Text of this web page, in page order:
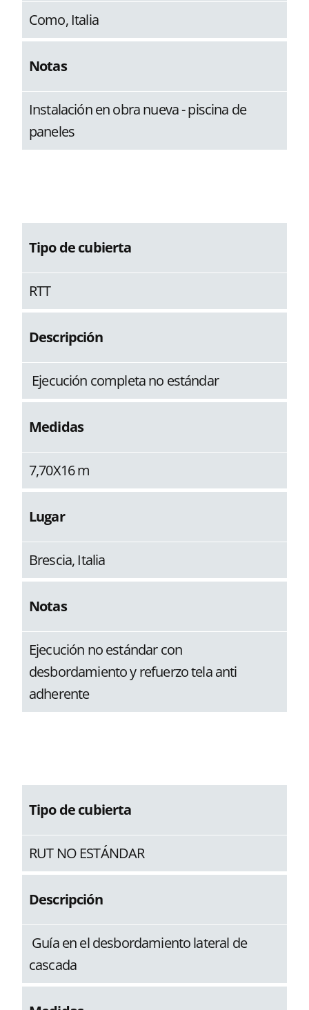
Como, Italia
Notas
Instalación en obra nueva - piscina de
paneles
Tipo de cubierta
RTT
Descripción
Ejecución completa no estándar
Medidas
7,70X16 m
Lugar
Brescia, Italia
Notas
Ejecución no estándar con
desbordamiento y refuerzo tela anti
adherente
Tipo de cubierta
RUT NO ESTÁNDAR
Descripción
Guía en el desbordamiento lateral de
cascada